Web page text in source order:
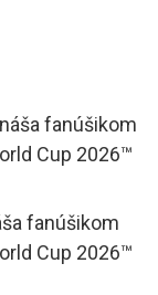
fanúšikom
Cup 2026™